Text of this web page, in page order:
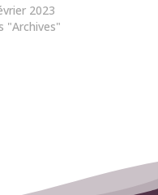
2023
"Archives"